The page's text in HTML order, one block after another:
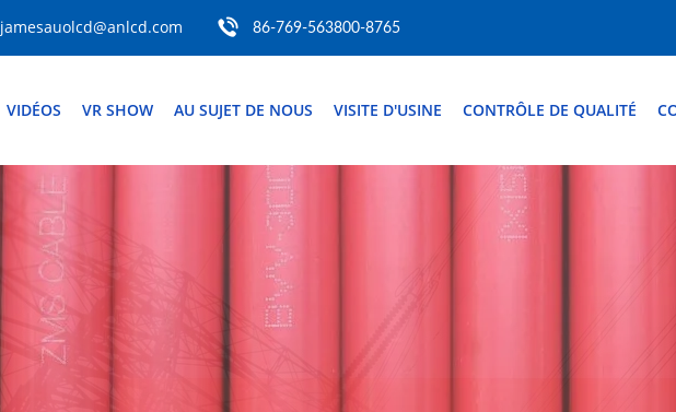
jamesauolcd@anlcd.com 86-769-563800-8765
VIDÉOS VR SHOW AU SUJET DE NOUS VISITE D'USINE CONTRÔLE DE QUALITÉ